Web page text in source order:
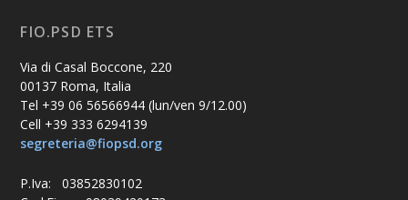
FIO.PSD ETS
Via di Casal Boccone, 220
00137 Roma, Italia
Tel +39 06 56566944 (lun/ven 9/12.00)
Cell +39 333 6294139
segreteria@fiopsd.org
P.Iva: 03852830102